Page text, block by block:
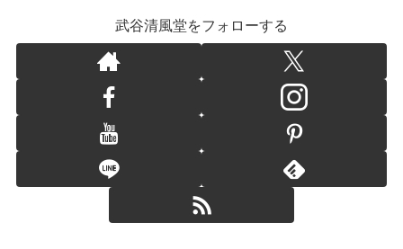
武谷清風堂をフォローする